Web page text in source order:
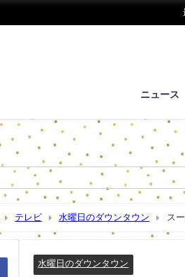
ニュース
テレビ 水曜日のダウンタウン
ス
！結婚は？【水曜日のダウンタウン】
水曜日のダウンタウン